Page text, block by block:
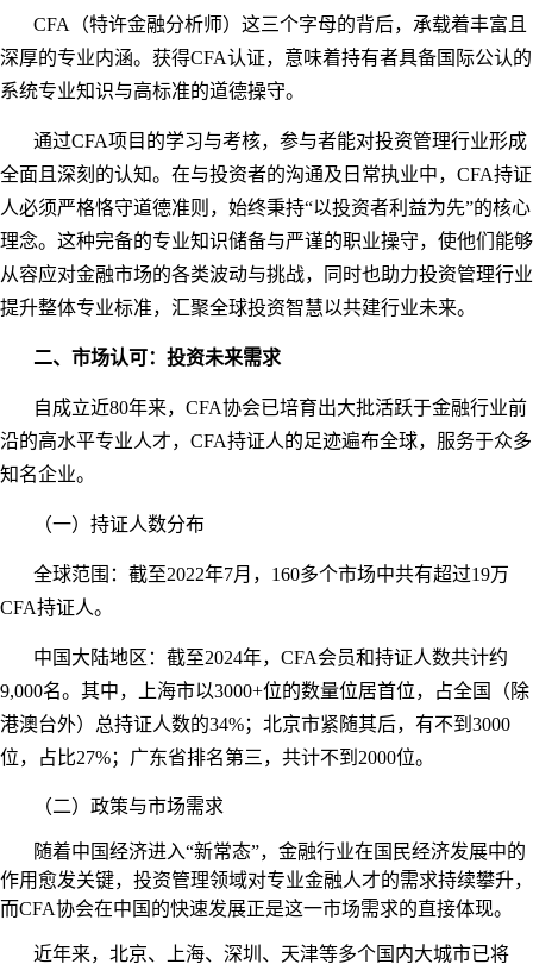
CFA（特许金融分析师）这三个字母的背后，承载着丰富且
深厚的专业内涵。获得CFA认证，意味着持有者具备国际公认的
系统专业知识与高标准的道德操守。
通过CFA项目的学习与考核，参与者能对投资管理行业形成
全面且深刻的认知。在与投资者的沟通及日常执业中，CFA持证
人必须严格恪守道德准则，始终秉持“以投资者利益为先”的核心
理念。这种完备的专业知识储备与严谨的职业操守，使他们能够
从容应对金融市场的各类波动与挑战，同时也助力投资管理行业
提升整体专业标准，汇聚全球投资智慧以共建行业未来。
二、市场认可：投资未来需求
自成立近80年来，CFA协会已培育出大批活跃于金融行业前
沿的高水平专业人才，CFA持证人的足迹遍布全球，服务于众多
知名企业。
（一）持证人数分布
全球范围：截至2022年7月，160多个市场中共有超过19万
CFA持证人。
中国大陆地区：截至2024年，CFA会员和持证人数共计约
9,000名。其中，上海市以3000+位的数量位居首位，占全国（除
港澳台外）总持证人数的34%；北京市紧随其后，有不到3000
位，占比27%；广东省排名第三，共计不到2000位。
（二）政策与市场需求
随着中国经济进入“新常态”，金融行业在国民经济发展中的
作用愈发关键，投资管理领域对专业金融人才的需求持续攀升，
而CFA协会在中国的快速发展正是这一市场需求的直接体现。
近年来，北京、上海、深圳、天津等多个国内大城市已将